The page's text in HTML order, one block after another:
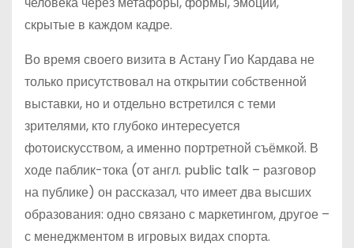
скрытые в каждом кадре.
Во время своего визита в Астану Гио Кардава не
только присутствовал на открытии собственной
выставки, но и отдельно встретился с теми
зрителями, кто глубоко интересуется
фотоискусством, а именно портретной съёмкой. В
ходе паблик-тока (от англ. public talk – разговор
на публике) он рассказал, что имеет два высших
образования: одно связано с маркетингом, другое –
с менеджментом в игровых видах спорта.